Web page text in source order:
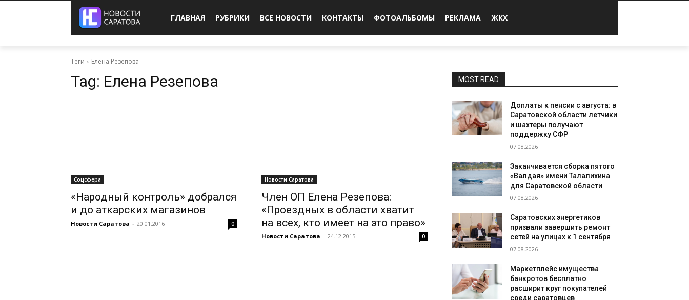
ГЛАВНАЯ РУБРИКИ ВСЕ НОВОСТИ КОНТАКТЫ ФОТОАЛЬБОМЫ РЕКЛАМА ЖКХ
Теги Елена Резепова
Tag: Елена Резепова
Соцсфера
«Народный контроль» добрался
и до аткарских магазинов
Новости Саратова - 20.01.2016 0
Новости Саратова
Член ОП Елена Резепова:
«Проездных в области хватит
на всех, кто имеет на это право»
Новости Саратова - 24.12.2015 0
MOST READ
Доплаты к пенсии с августа: в
Саратовской области летчики
и шахтеры получают
поддержку СФР
07.08.2026
Заканчивается сборка пятого
«Валдая» имени Талалихина
для Саратовской области
07.08.2026
Саратовских энергетиков
призвали завершить ремонт
сетей на улицах к 1 сентября
07.08.2026
Маркетплейс имущества
банкротов бесплатно
расширит круг покупателей
среди саратовцев